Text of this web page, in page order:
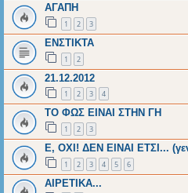
ΑΓΑΠΗ
1 2 3
ΕΝΣΤΙΚΤΑ
1 2
21.12.2012
1 2 3 4
ΤΟ ΦΩΣ ΕΙΝΑΙ ΣΤΗΝ ΓΗ
1 2 3
Ε, ΟΧΙ! ΔΕΝ ΕΙΝΑΙ ΕΤΣΙ...
1 2 3 4 5 6
ΑΙΡΕΤΙΚΑ...